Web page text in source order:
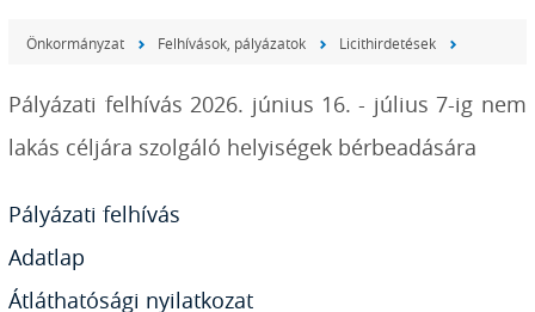
Önkormányzat Felhívások, pályázatok Licithirdetések
Pályázati felhívás 2026. június 16. - július 7-ig nem
lakás céljára szolgáló helyiségek bérbeadására
Pályázati felhívás
Adatlap
Átláthatósági nyilatkozat